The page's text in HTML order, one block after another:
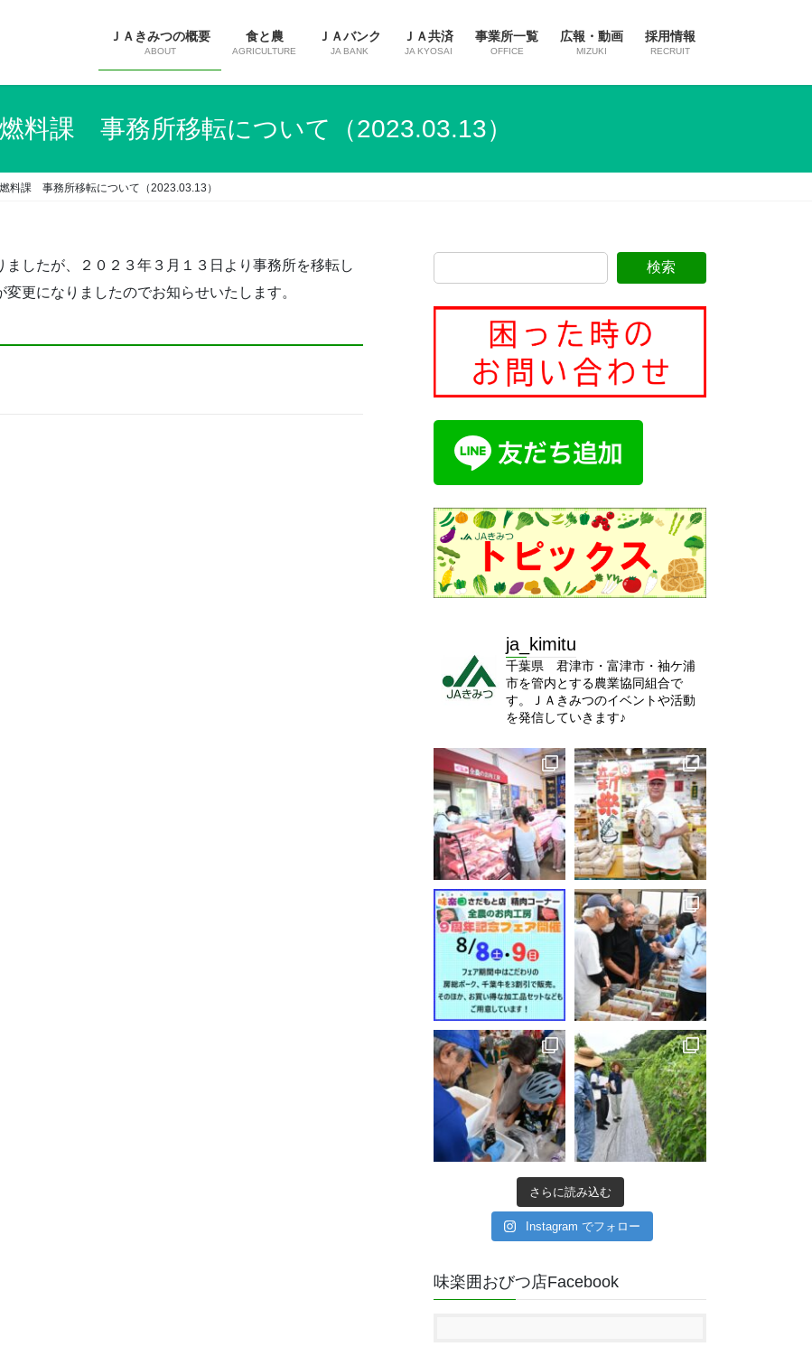
ＪＡきみつの概要
ABOUT
食と農
AGRICULTURE
ＪＡバンク
JA BANK
ＪＡ共済
JA KYOSAI
事業所一覧
OFFICE
広報・動画
MIZUKI
採用情報
RECRUIT
料課 事務所移転について（2023.03.13）
料課 事務所移転について（2023.03.13）
したが、２０２３年３月１３日より事務所を移転し
更になりましたのでお知らせいたします。
検索
ja_kimitu
千葉県 君津市・富津市・袖ケ浦
市を管内とする農業協同組合で
す。ＪＡきみつのイベントや活動
を発信していきます♪
さらに読み込む
Instagram でフォロー
味楽囲おびつ店Facebook